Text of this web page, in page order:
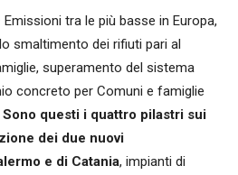
Emissioni tra le più basse in Europa,
smaltimento dei rifiuti pari al
superamento del sistema
concreto per Comuni e famiglie
Sono questi i quattro pilastri sui
dei due nuovi
e di Catania, impianti di